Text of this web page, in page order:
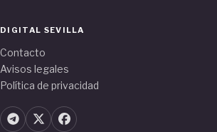
DIGITAL SEVILLA
Contacto
Avisos legales
Política de privacidad